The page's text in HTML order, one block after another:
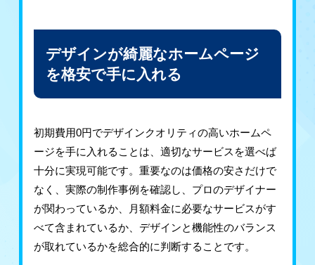
デザインが綺麗なホームページ
を格安で手に入れる
初期費用0円でデザインクオリティの高いホームペ
ージを手に入れることは、適切なサービスを選べば
十分に実現可能です。重要なのは価格の安さだけで
なく、実際の制作事例を確認し、プロのデザイナー
が関わっているか、月額料金に必要なサービスがす
べて含まれているか、デザインと機能性のバランス
が取れているかを総合的に判断することです。